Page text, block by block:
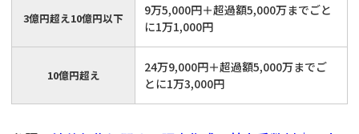
3億円超え10億円以下
9万5,000円＋超過額5,000万までごと
に1万1,000円
10億円超え
24万9,000円＋超過額5,000万までご
とに1万3,000円